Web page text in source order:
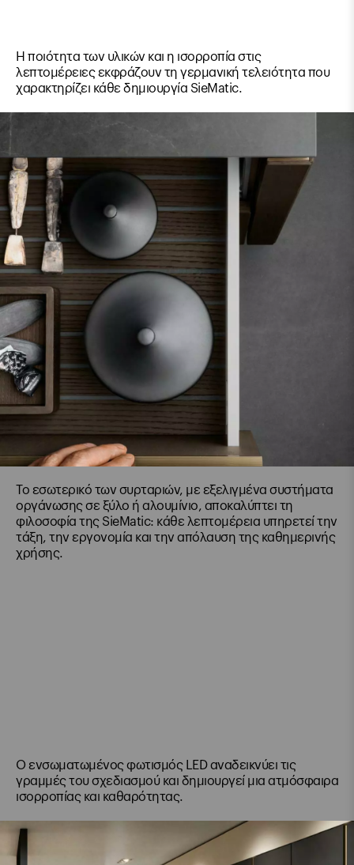
Η ποιότητα των υλικών και η ισορροπία στις
λεπτομέρειες εκφράζουν τη γερμανική τελειότητα που
χαρακτηρίζει κάθε δημιουργία SieMatic.
Το εσωτερικό των συρταριών, με εξελιγμένα συστήματα
οργάνωσης σε ξύλο ή αλουμίνιο, αποκαλύπτει τη
φιλοσοφία της SieMatic: κάθε λεπτομέρεια υπηρετεί την
τάξη, την εργονομία και την απόλαυση της καθημερινής
χρήσης.
Ο ενσωματωμένος φωτισμός LED αναδεικνύει τις
γραμμές του σχεδιασμού και δημιουργεί μια ατμόσφαιρα
ισορροπίας και καθαρότητας.